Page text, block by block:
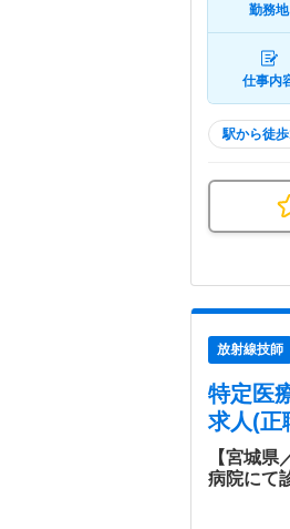
勤務地
仕事内
駅から徒
放射線技師
特定医
求人(正
【宮城
病院にて